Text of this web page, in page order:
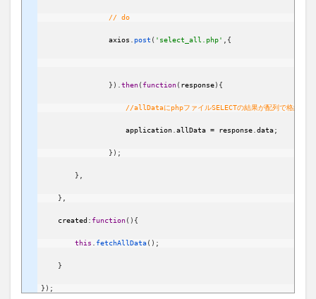
// do
axios . post ( 'select_all.php' , {
} ) .then( function( response) {
//allDataにphpファイルSELECTの結果が配列で格納され
application.allData = response.data;
} ) ;
} ,
} ,
created : function( ) {
this . fetchAllData( ) ;
}
} ) ;